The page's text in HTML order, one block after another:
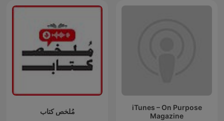
مُلخص كتاب
iTunes – On Purpose
Magazine